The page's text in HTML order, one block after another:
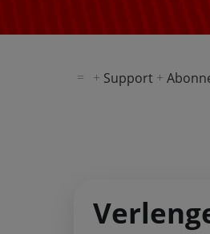
Support